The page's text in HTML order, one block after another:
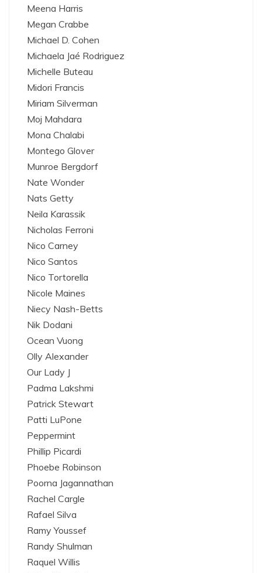
Meena Harris
Megan Crabbe
Michael D. Cohen
Michaela Jaé Rodriguez
Michelle Buteau
Midori Francis
Miriam Silverman
Moj Mahdara
Mona Chalabi
Montego Glover
Munroe Bergdorf
Nate Wonder
Nats Getty
Neila Karassik
Nicholas Ferroni
Nico Carney
Nico Santos
Nico Tortorella
Nicole Maines
Niecy Nash-Betts
Nik Dodani
Ocean Vuong
Olly Alexander
Our Lady J
Padma Lakshmi
Patrick Stewart
Patti LuPone
Peppermint
Phillip Picardi
Phoebe Robinson
Poorna Jagannathan
Rachel Cargle
Rafael Silva
Ramy Youssef
Randy Shulman
Raquel Willis